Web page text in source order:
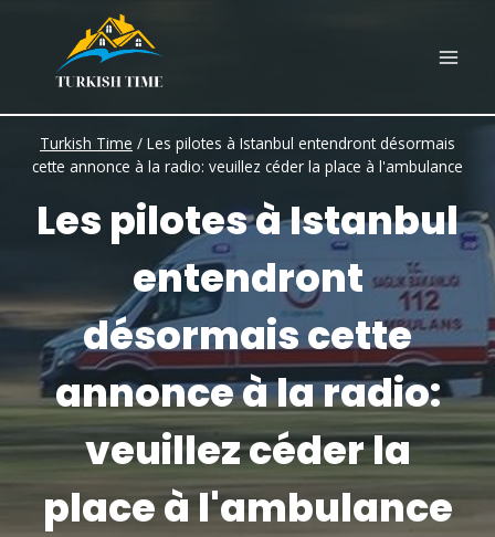
content
Turkish Time / Les pilotes à Istanbul entendront désormais
cette annonce à la radio: veuillez céder la place à l'ambulance
Les pilotes à Istanbul
entendront
désormais cette
annonce à la radio:
veuillez céder la
place à l'ambulance